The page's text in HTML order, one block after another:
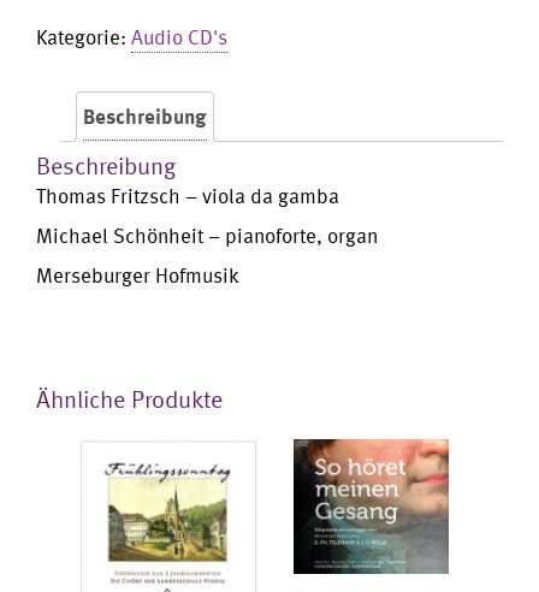
19th
Century
Menge
Kategorie: Audio CD's
Beschreibung
Beschreibung
Thomas Fritzsch – viola da gamba
Michael Schönheit – pianoforte, organ
Merseburger Hofmusik
Ähnliche Produkte